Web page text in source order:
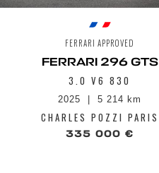
FERRARI APPROVED
FERRARI 296 GTS
3.0 V6 830
2025 5 214 km
CHARLES POZZI PARIS
335 000 €